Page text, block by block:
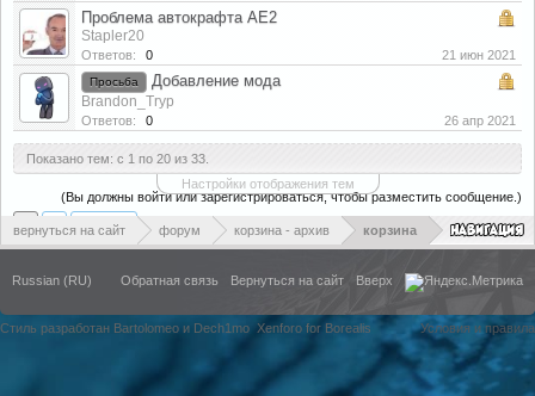
Проблема автокрафта AE2
Stapler20
Ответов: 0 21 июн 2021
Просьба Добавление мода
Brandon_Tryp
Ответов: 0 26 апр 2021
Показано тем: с 1 по 20 из 33.
Настройки отображения тем
(Вы должны войти или зарегистрироваться, чтобы разместить сообщение.)
Вперёд >
вернуться на сайт форум корзина - архив корзина
Russian (RU) Обратная связь Вернуться на сайт Вверх
Стиль разработан Bartolomeo и Dech1mo Xenforo for Borealis Условия и правила